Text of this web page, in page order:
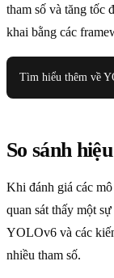
tham số và tăng tốc
khai bằng các
Tìm hiểu thêm về
So sánh
Khi đánh giá các
quan sát thấy một
YOLOv6 và các
nhiều tham số.